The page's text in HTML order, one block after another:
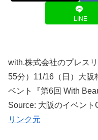
LINE
with.株式会社のプレス
55分）11/16（日）大阪
ベント『第6回 With
Source: 大阪のイベント
リンク元